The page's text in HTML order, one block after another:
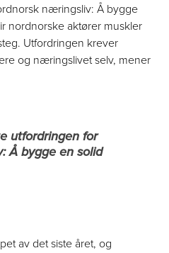
næringsliv: Å bygge
nordnorske aktører muskler
Utfordringen krever
og næringslivet selv, mener
utfordringen for
Å bygge en solid
av det siste året, og